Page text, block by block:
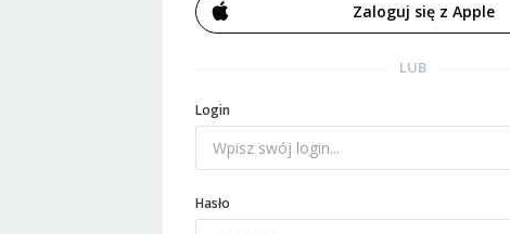
Zaloguj się z Apple
LUB
Login
Hasło